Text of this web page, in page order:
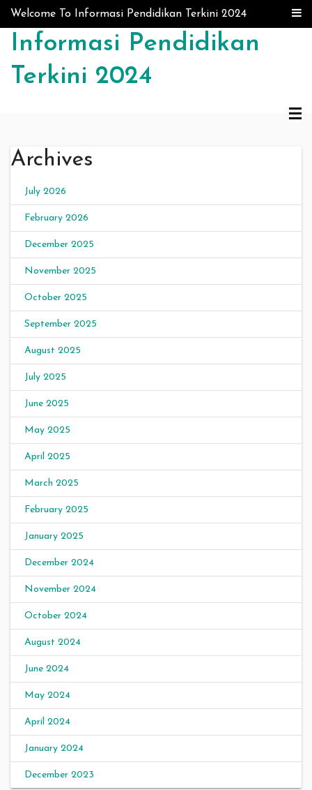
Skip to content
Welcome To Informasi Pendidikan Terkini 2024
Informasi Pendidikan
Terkini 2024
Archives
July 2026
February 2026
December 2025
November 2025
October 2025
September 2025
August 2025
July 2025
June 2025
May 2025
April 2025
March 2025
February 2025
January 2025
December 2024
November 2024
October 2024
August 2024
June 2024
May 2024
April 2024
January 2024
December 2023